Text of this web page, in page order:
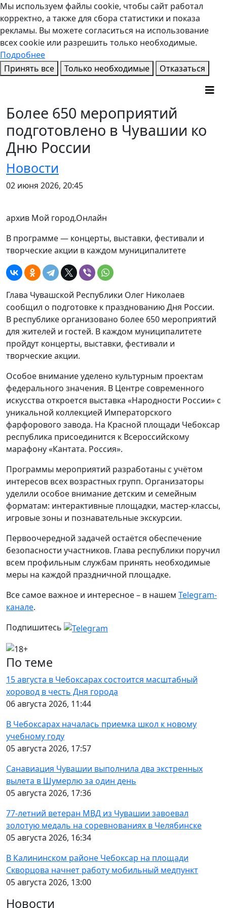
Мы используем файлы cookie, чтобы сайт работал
корректно, а также для сбора статистики и показа
рекламы. Вы можете согласиться на использование
всех cookie или разрешить только необходимые.
Подробнее
Принять все
Только необходимые Отказаться
Более 650 мероприятий
подготовлено в Чувашии ко
Дню России
Новости
02 июня 2026, 20:45
архив Мой город.Онлайн
В программе — концерты, выставки, фестивали и
творческие акции в каждом муниципалитете
Глава Чувашской Республики Олег Николаев
сообщил о подготовке к празднованию Дня России.
В республике организовано более 650 мероприятий
для жителей и гостей. В каждом муниципалитете
пройдут концерты, выставки, фестивали и
творческие акции.
Особое внимание уделено культурным проектам
федерального значения. В Центре современного
искусства откроется выставка «Народности России» с
уникальной коллекцией Императорского
фарфорового завода. На Красной площади Чебоксар
республика присоединится к Всероссийскому
марафону «Кантата. Россия».
Программы мероприятий разработаны с учётом
интересов всех возрастных групп. Организаторы
уделили особое внимание детским и семейным
форматам: интерактивные площадки, мастер-классы,
игровые зоны и познавательные экскурсии.
Первоочередной задачей остаётся обеспечение
безопасности участников. Глава республики поручил
всем профильным службам принять необходимые
меры на каждой праздничной площадке.
Все самое важное и интересное – в нашем Telegram-
канале.
Подпишитесь
По теме
15 августа в Чебоксарах состоится масштабный
хоровод в честь Дня города
06 августа 2026, 11:44
В Чебоксарах началась приемка школ к новому
учебному году
05 августа 2026, 17:57
Санавиация Чувашии выполнила два экстренных
вылета в Шумерлю за один день
05 августа 2026, 17:36
77-летний ветеран МВД из Чувашии завоевал
золотую медаль на соревнованиях в Челябинске
05 августа 2026, 16:34
В Калининском районе Чебоксар на площади
Скворцова начнет работу мобильный медпункт
05 августа 2026, 13:00
Новости